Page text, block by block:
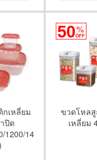
เหลี่ยม
ปิด
1400/3000
50%
OFF
ขวดโหล
เหลี่ยม